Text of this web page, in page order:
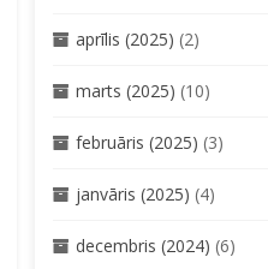
aprīlis (2025) (2)
marts (2025) (10)
februāris (2025) (3)
janvāris (2025) (4)
decembris (2024) (6)